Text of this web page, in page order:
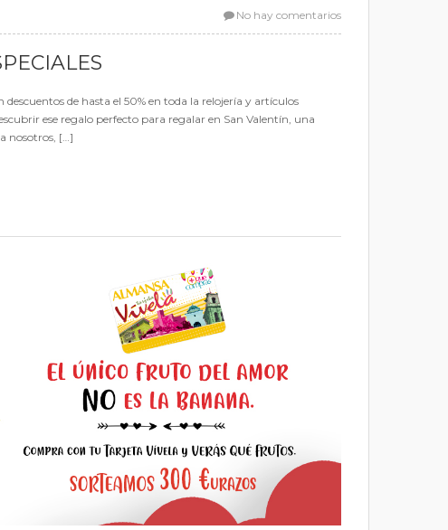
No hay comentarios
de hasta el 50% en toda la relojería y artículos
ese regalo perfecto para regalar en San Valentín, una
nosotros, […]